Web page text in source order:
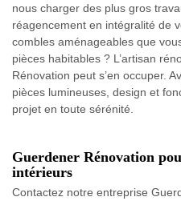
nous charger des plus gros
réagencement en intégralité de
combles aménageables que
pièces habitables ? L’artisan
Rénovation peut s’en occuper.
pièces lumineuses, design et
projet en toute sérénité.
Guerdener Rénovation
intérieurs
Contactez notre entreprise